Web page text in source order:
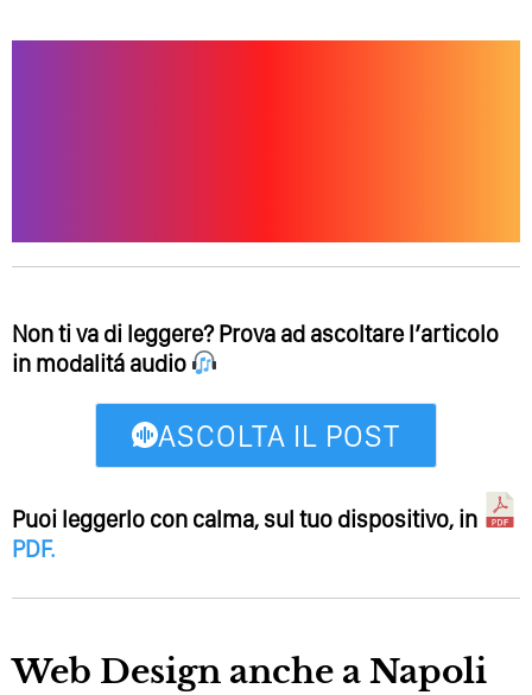
Non ti va di leggere? Prova ad ascoltare l’articolo
in modalitá audio
ASCOLTA IL POST
Puoi leggerlo con calma, sul tuo dispositivo, in
PDF.
Web Design anche a Napoli